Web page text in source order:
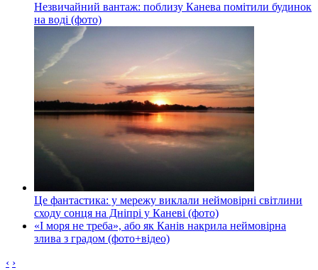
Незвичайний вантаж: поблизу Канева помітили будинок
на воді (фото)
Це фантастика: у мережу виклали неймовірні світлини
сходу сонця на Дніпрі у Каневі (фото)
«І моря не треба», або як Канів накрила неймовірна
злива з градом (фото+відео)
‹ ›